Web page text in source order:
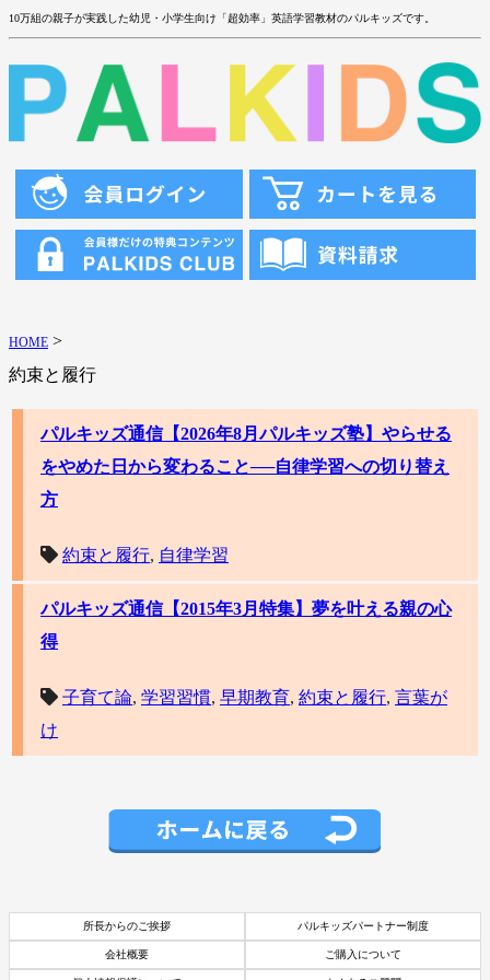
10万組の親子が実践した幼児・小学生向け「超効率」英語学習教材のパルキッズです。
HOME >
約束と履行
パルキッズ通信【2026年8月パルキッズ塾】やらせる
をやめた日から変わること──自律学習への切り替え
方
約束と履行, 自律学習
パルキッズ通信【2015年3月特集】夢を叶える親の心
得
子育て論, 学習習慣, 早期教育, 約束と履行, 言葉が
け
所長からのご挨拶 パルキッズパートナー制度
会社概要 ご購入について